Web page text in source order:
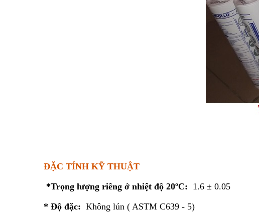
ĐẶC TÍNH KỸ THUẬT
*Trọng lượng riêng ở nhiệt độ 20ºC: 1.6 ± 0.05
* Độ đặc: Không lún ( ASTM C639 - 5)